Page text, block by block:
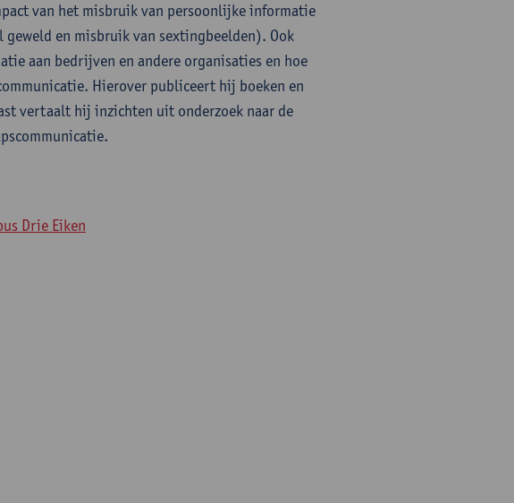
van het misbruik van persoonlijke informatie
en misbruik van sextingbeelden). Ook
aan bedrijven en andere organisaties en hoe
Hierover publiceert hij boeken en
vertaalt hij inzichten uit onderzoek naar de
Drie Eiken